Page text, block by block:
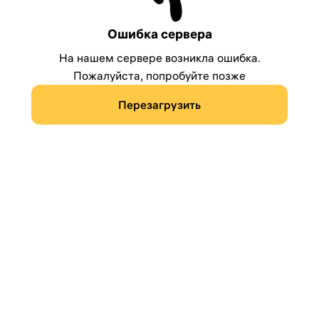
Ошибка сервера
На нашем сервере возникла ошибка.
Пожалуйста, попробуйте позже
Перезагрузить